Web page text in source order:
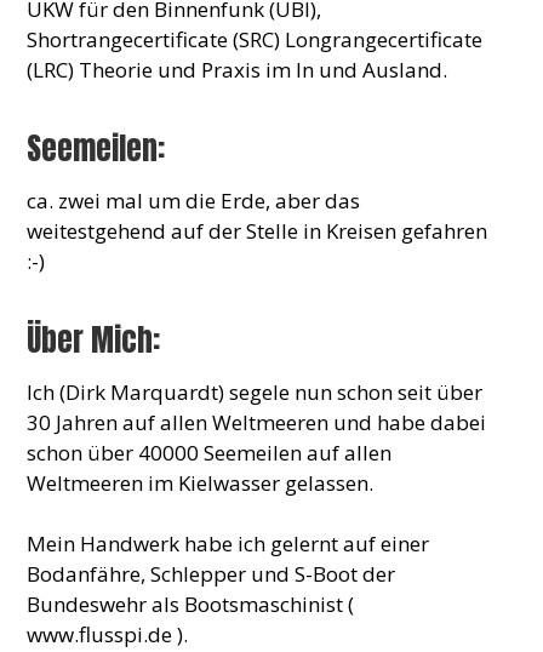
UKW für den Binnenfunk (UBI),
Shortrangecertificate (SRC) Longrangecertificate
(LRC) Theorie und Praxis im In und Ausland.
Seemeilen:
ca. zwei mal um die Erde, aber das
weitestgehend auf der Stelle in Kreisen gefahren
:-)
Über Mich:
Ich (Dirk Marquardt) segele nun schon seit über
30 Jahren auf allen Weltmeeren und habe dabei
schon über 40000 Seemeilen auf allen
Weltmeeren im Kielwasser gelassen.
Mein Handwerk habe ich gelernt auf einer
Bodanfähre, Schlepper und S-Boot der
Bundeswehr als Bootsmaschinist (
www.flusspi.de ).